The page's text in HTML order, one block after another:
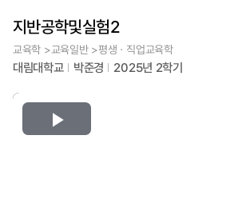
지반공학및실험2
교육학 >교육일반 >평생ㆍ직업교육학
대림대학교 박준경 2025년 2학기
Play